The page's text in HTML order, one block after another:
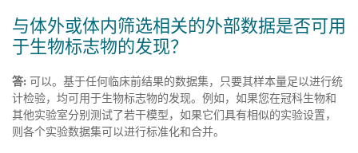
与体外或体内筛选相关的外部数据是否可用
于生物标志物的发现？
答: 可以。基于任何临床前结果的数据集，只要其样本量足以进行统
计检验，均可用于生物标志物的发现。例如，如果您在冠科生物和
其他实验室分别测试了若干模型，如果它们具有相似的实验设置，
则各个实验数据集可以进行标准化和合并。